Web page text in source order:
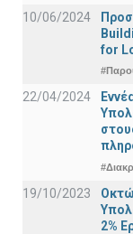
10/06/2024
for
22/04/2024
19/10/2023
2%